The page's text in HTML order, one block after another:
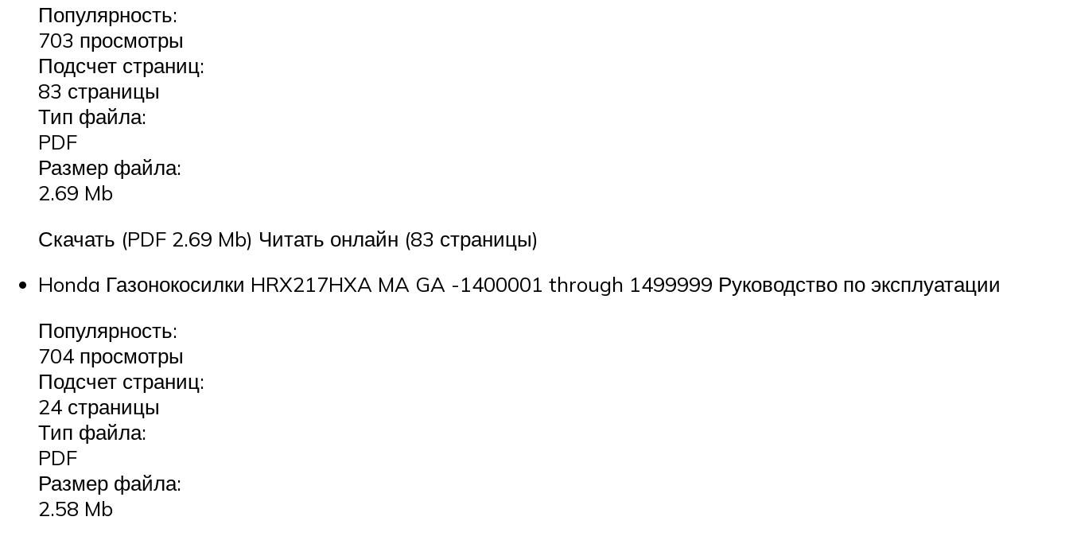
Популярность:
703 просмотры
Подсчет страниц:
83 страницы
Тип файла:
PDF
Размер файла:
2.69 Mb
Скачать (PDF 2.69 Mb) Читать онлайн (83 страницы)
Honda Газонокосилки HRX217HXA MA GA -1400001 through 1499999 Руководство по эксплуатации
Популярность:
704 просмотры
Подсчет страниц:
24 страницы
Тип файла:
PDF
Размер файла:
2.58 Mb